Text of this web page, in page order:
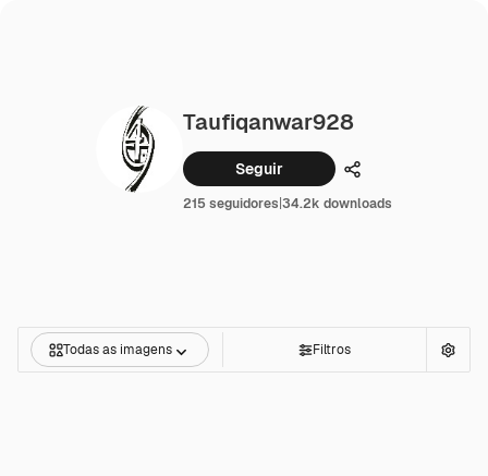
Taufiqanwar928
Seguir Compartilhar
215 seguidores|34.2k downloads
Todas as imagens Filtros